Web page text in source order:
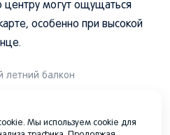
центру могут ощущаться
особенно при высокой
летний балкон
и дачников
Мы используем cookie для